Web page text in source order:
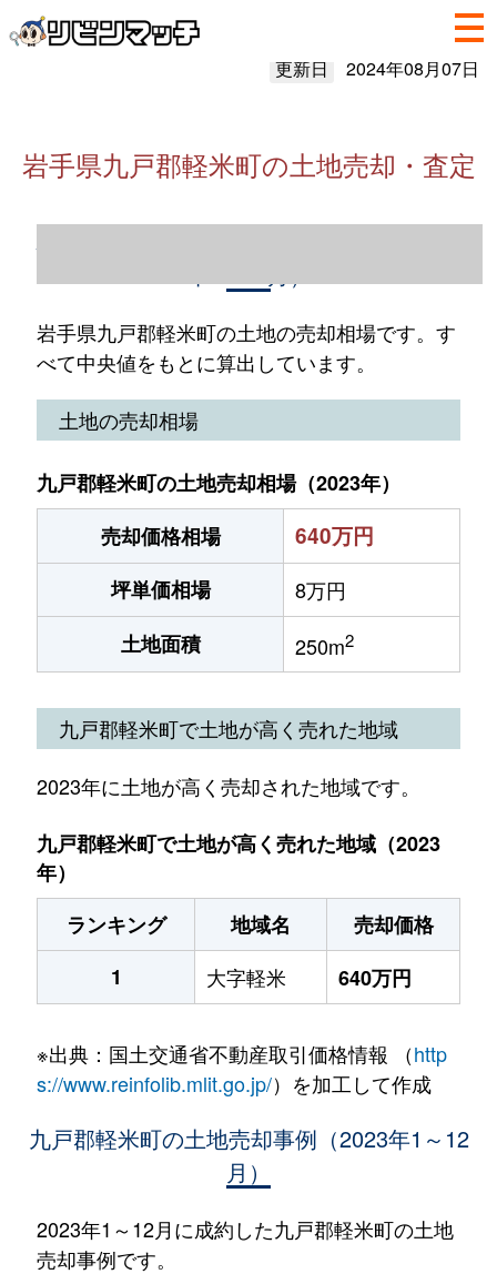
更新日 2024年08月07日
岩手県九戸郡軽米町の土地売却・査定
岩手県九戸郡軽米町の土地売却情報（2023
岩手県九戸郡軽米町の土地の売却相場です。す
べて中央値をもとに算出しています。
土地の売却相場
九戸郡軽米町の土地売却相場（2023年）
売却価格相場
640万円
坪単価相場
8万円
土地面積
250m2
九戸郡軽米町で土地が高く売れた地域
2023年に土地が高く売却された地域です。
九戸郡軽米町で土地が高く売れた地域（2023
年）
ランキング
地域名
売却価格
1
大字軽米 640万円
※出典：国土交通省不動産取引価格情報 （http
s://www.reinfolib.mlit.go.jp/）を加工して作成
九戸郡軽米町の土地売却事例（2023年1～12
月）
2023年1～12月に成約した九戸郡軽米町の土地
売却事例です。